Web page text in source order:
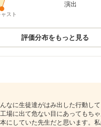
ャスト
演出
評価分布をもっと見る
なに生徒達がはみ出した行動し
場に出て危ない目にあってもち
にしていた先生だと思います。